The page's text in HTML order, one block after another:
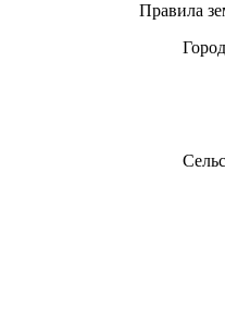
Правила